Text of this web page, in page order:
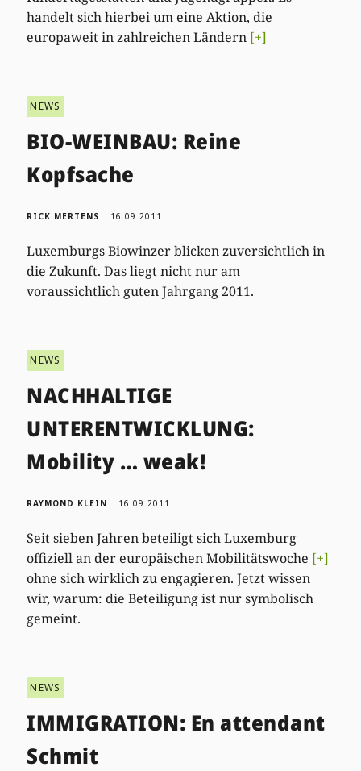
handelt sich hierbei um eine Aktion, die
europaweit in zahlreichen Ländern [+]
NEWS
BIO-WEINBAU: Reine
Kopfsache
RICK MERTENS 16.09.2011
Luxemburgs Biowinzer blicken zuversichtlich in
die Zukunft. Das liegt nicht nur am
voraussichtlich guten Jahrgang 2011.
NEWS
NACHHALTIGE
UNTERENTWICKLUNG:
Mobility … weak!
RAYMOND KLEIN 16.09.2011
Seit sieben Jahren beteiligt sich Luxemburg
offiziell an der europäischen Mobilitätswoche [+]
ohne sich wirklich zu engagieren. Jetzt wissen
wir, warum: die Beteiligung ist nur symbolisch
gemeint.
NEWS
IMMIGRATION: En attendant
Schmit